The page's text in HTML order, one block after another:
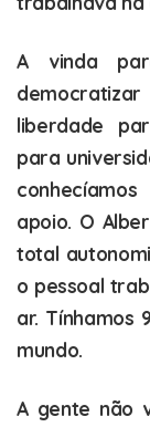
A vinda
liberdade
para
apoio. O
total
o pessoal
ar. Tínhamos
mundo.
A gente não